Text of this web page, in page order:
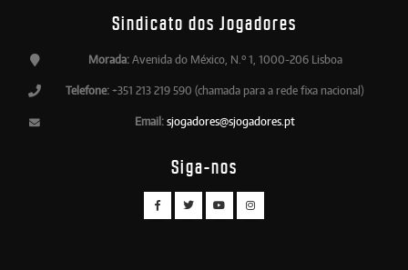
Sindicato dos Jogadores
Morada:Avenida do México, N.º 1, 1000-206 Lisboa
Telefone: +351 213 219 590 (chamada para a rede fixa nacional)
Email: sjogadores@sjogadores.pt
Siga-nos